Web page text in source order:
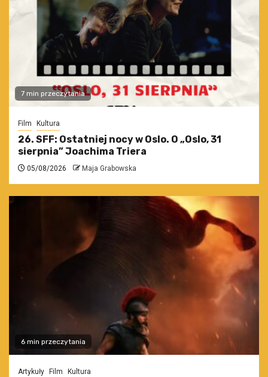
7 min przeczytania
Film Kultura
26. SFF: Ostatniej nocy w Oslo. O „Oslo, 31
sierpnia” Joachima Triera
05/08/2026 Maja Grabowska
6 min przeczytania
Artykuły Film Kultura